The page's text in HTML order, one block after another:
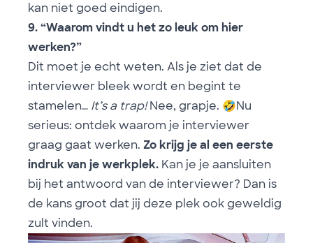
kan niet goed eindigen.
9. “Waarom vindt u het zo leuk om hier
werken?”
Dit moet je echt weten. Als je ziet dat de
interviewer bleek wordt en begint te
stamelen… It’s a trap!Nee, grapje. 🤣Nu
serieus: ontdek waarom je interviewer
graag gaat werken. Zo krijg je al een eerste
indruk van je werkplek. Kan je je aansluiten
bij het antwoord van de interviewer? Dan is
de kans groot dat jij deze plek ook geweldig
zult vinden.